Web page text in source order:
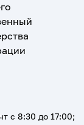
с 8:30 до 17:00;